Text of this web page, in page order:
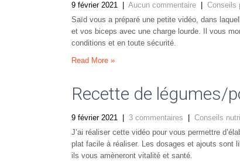
9 février 2021 Aucun commentaire
Conseils
Saïd vous a préparé une petite vidéo, dans
et vos biceps avec une charge lourde. Il vous
conditions et en toute sécurité.
Read More »
Recette de légumes/
9 février 2021 3 commentaires
Conseils
J’ai réaliser cette vidéo pour vous permettre
plat facile à réaliser. Les dosages et ajouts sont
ils vous amèneront vitalité et santé.